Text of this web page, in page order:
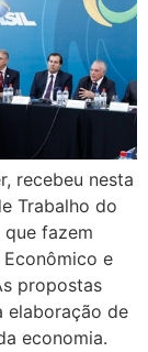
recebeu nesta
Trabalho do
fazem
e
propostas
elaboração de
economia.